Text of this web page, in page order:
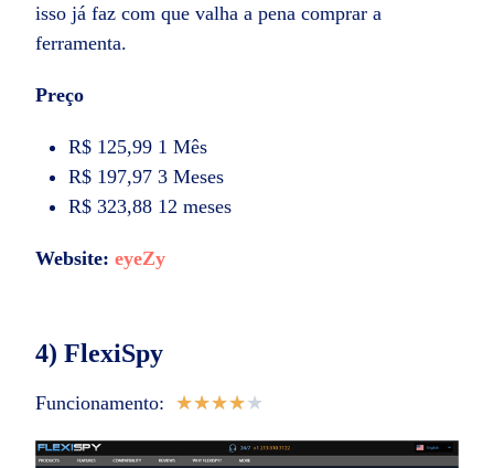
isso já faz com que valha a pena comprar a
ferramenta.
Preço
R$ 125,99 1 Mês
R$ 197,97 3 Meses
R$ 323,88 12 meses
Website:eyeZy
4) FlexiSpy
Funcionamento: ★★★★★